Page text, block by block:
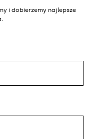
i dobierzemy najlepsze